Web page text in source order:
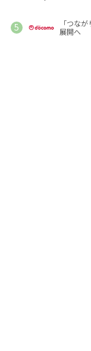
「つな
展開へ